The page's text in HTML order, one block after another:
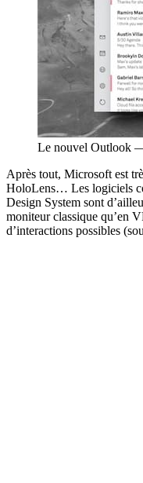
Le nouvel Outlook
Après tout, Microsoft est
HoloLens… Les logiciels
Design System sont
moniteur classique qu’en
d’interactions possibles